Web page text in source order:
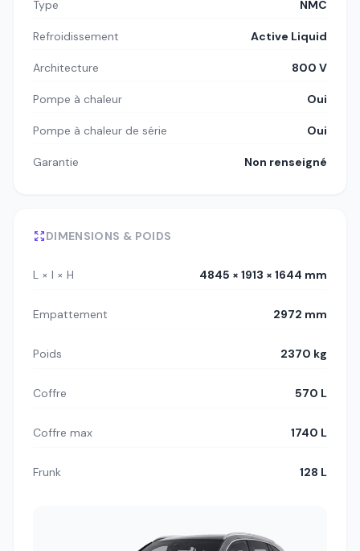
Type NMC
Refroidissement Active Liquid
Architecture 800 V
Pompe à chaleur Oui
Pompe à chaleur de série Oui
Garantie Non renseigné
DIMENSIONS & POIDS
L × l × H 4845 × 1913 × 1644 mm
Empattement 2972 mm
Poids 2370 kg
Coffre 570 L
Coffre max 1740 L
Frunk 128 L